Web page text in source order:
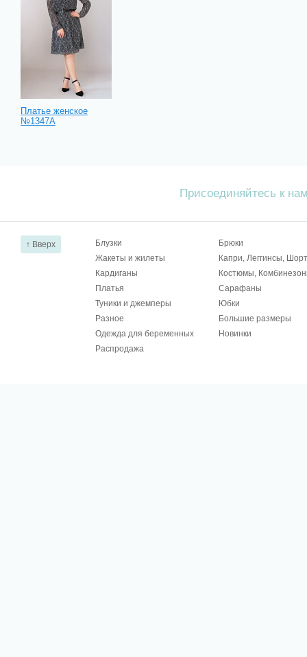
Платье женское
№1347А
Присоединяйтесь к
↑ Вверх Блузки
Брюки
Жакеты и жилеты
Капри, Леггинсы,
Кардиганы
Костюмы,
Платья
Сарафаны
Туники и джемперы
Юбки
Разное
Большие размеры
Одежда для беременных
Новинки
Распродажа